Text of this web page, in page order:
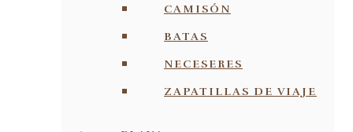
CAMISÓN
BATAS
NECESERES
ZAPATILLAS DE VIAJE